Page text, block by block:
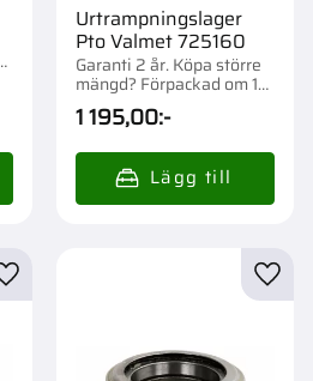
Urtrampningslager
Pto Valmet 725160
Garanti 2 år. Köpa större
mängd? Förpackad om 1
st.
1 195,00:-
Lägg till i favoriter